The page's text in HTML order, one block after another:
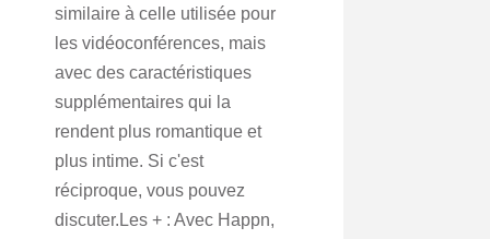
similaire à celle utilisée pour
les vidéoconférences, mais
avec des caractéristiques
supplémentaires qui la
rendent plus romantique et
plus intime. Si c'est
réciproque, vous pouvez
discuter.Les + : Avec Happn,